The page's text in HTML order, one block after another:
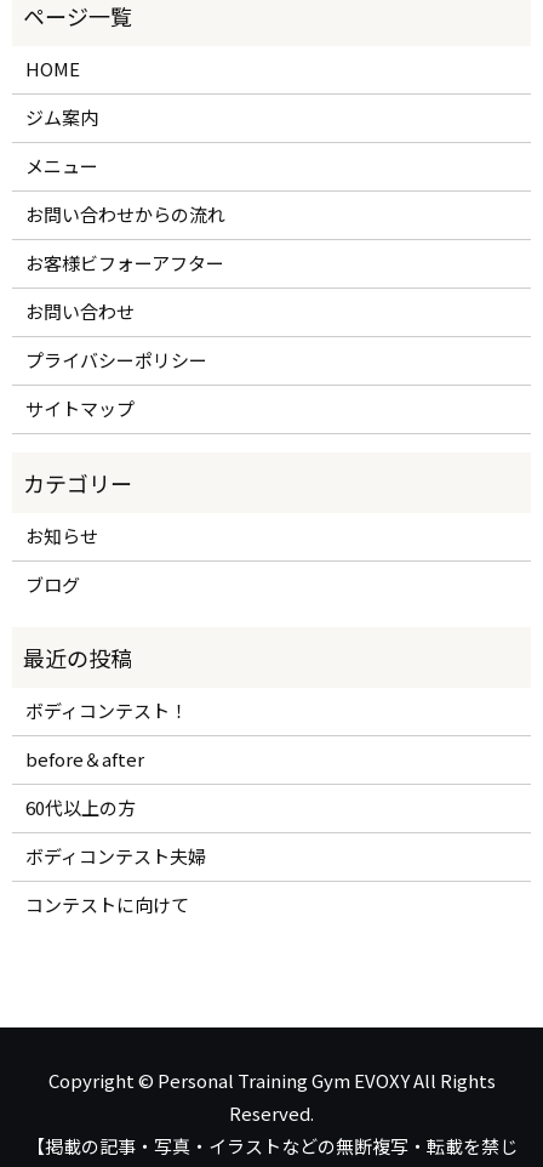
HOME
ジム案内
メニュー
お問い合わせからの流れ
お客様ビフォーアフター
お問い合わせ
プライバシーポリシー
サイトマップ
お知らせ
ブログ
ボディコンテスト！
before＆after
60代以上の方
ボディコンテスト夫婦
コンテストに向けて
Copyright © Personal Training Gym EVOXY All Rights
Reserved.
【掲載の記事・写真・イラストなどの無断複写・転載を禁じ